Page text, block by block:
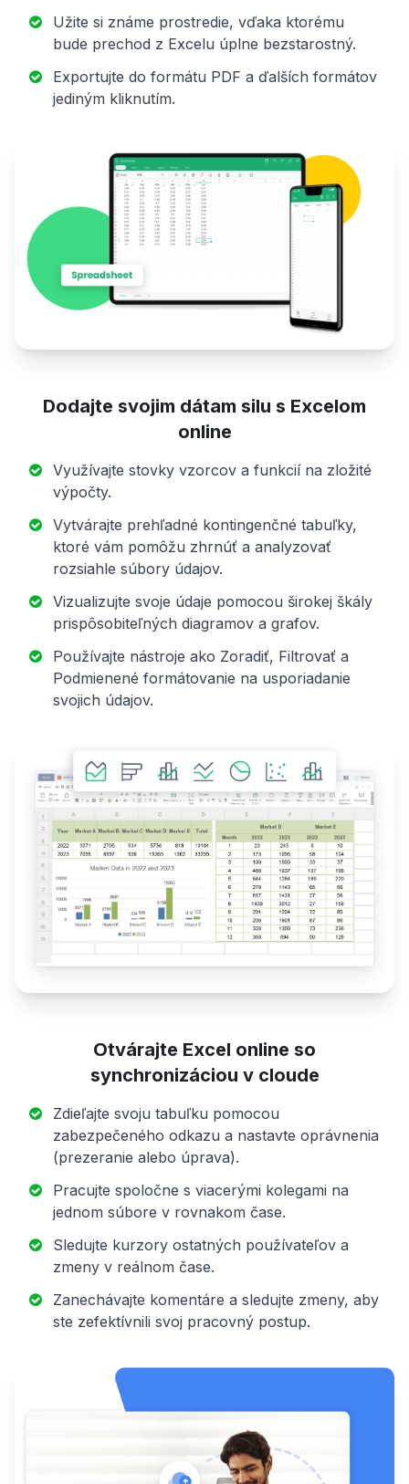
Užite si známe prostredie, vďaka ktorému
bude prechod z Excelu úplne bezstarostný.
Exportujte do formátu PDF a ďalších formátov
jediným kliknutím.
Dodajte svojim dátam silu s Excelom
online
Využívajte stovky vzorcov a funkcií na zložité
výpočty.
Vytvárajte prehľadné kontingenčné tabuľky,
ktoré vám pomôžu zhrnúť a analyzovať
rozsiahle súbory údajov.
Vizualizujte svoje údaje pomocou širokej škály
prispôsobiteľných diagramov a grafov.
Používajte nástroje ako Zoradiť, Filtrovať a
Podmienené formátovanie na usporiadanie
svojich údajov.
Otvárajte Excel online so
synchronizáciou v cloude
Zdieľajte svoju tabuľku pomocou
zabezpečeného odkazu a nastavte oprávnenia
(prezeranie alebo úprava).
Pracujte spoločne s viacerými kolegami na
jednom súbore v rovnakom čase.
Sledujte kurzory ostatných používateľov a
zmeny v reálnom čase.
Zanechávajte komentáre a sledujte zmeny, aby
ste zefektívnili svoj pracovný postup.